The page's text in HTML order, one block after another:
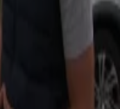
sneeuw?
een wanprestatie'
ben ik mee bezig?'